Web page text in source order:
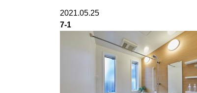
2021.05.25
7-1